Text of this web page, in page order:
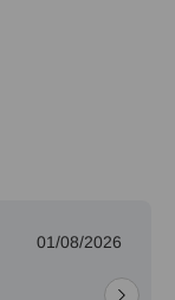
01/08/2026